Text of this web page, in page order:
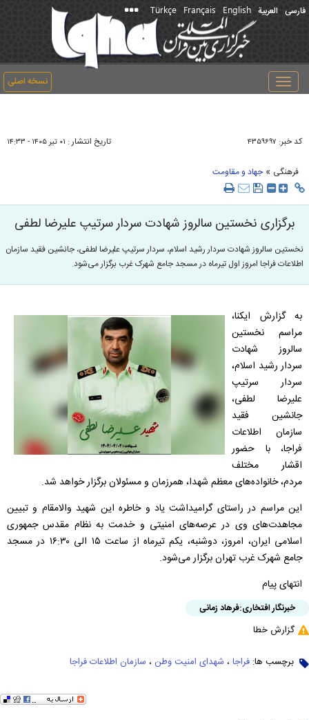
فارسی العربیة English
Français
Türkçe
نسخه اصلی
Toggle
navigation
کد خبر: ۴۳۵۹۶۹۷ تاریخ انتشار : ۰۱ تير ۱۴۰۵ - ۱۴:۳۳
فرهنگی » جهاد و مقاومت
برگزاری نخستین سالروز شهادت سردار سرتیپ علیرضا لطفی
نخستین سالروز شهادت سردار رشید اسلام، سردار سرتیپ علیرضا لطفی، جانشین فقید سازمان
اطلاعات فراجا امروز اول تیرماه در مسجد جامع شهرک غرب برگزار می‌شود.
به گزارش ایکنا،
مراسم نخستین
سالروز شهادت
سردار رشید اسلام،
سردار سرتیپ
علیرضا لطفی،
جانشین فقید
سازمان اطلاعات
فراجا، با حضور
اقشار مختلف
مردم، خانواده‌های معظم شهدا، همرزمان و مسئولان برگزار خواهد شد.
این مراسم در راستای گرامیداشت یاد و خاطره این شهید والامقام و تبیین
مجاهدت‌های وی در عرصه‌های امنیتی و خدمت به نظام مقدس جمهوری
اسلامی ایران، امروز، دوشنبه، یکم تیرماه از ساعت ۱۵ الی ۱۶:۳۰ در مسجد
جامع شهرک غرب تهران برگزار می‌شود.
انتهای پیام
خبرنگار افتخاری:فرهاد زمانی
گزارش خطا
برچسب ها: فراجا ، شهدای امنیت وطن ، سازمان اطلاعات فراجا